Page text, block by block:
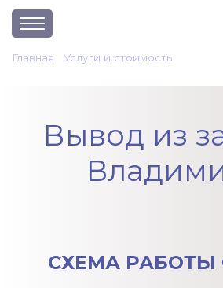
Услуги и стоимость
Главная Услуги и стоимость
Вывод из
СХЕМА РАБОТЫ